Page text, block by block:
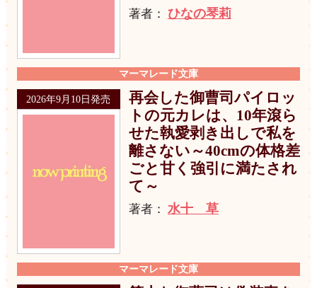
著者： ひなの琴莉
マーマレード文庫
2026年9月10日発売
再会した御曹司パイロッ
トの元カレは、10年滾ら
せた執愛剥き出しで私を
離さない～40cmの体格差
ごと甘く強引に満たされ
て～
著者： 水十 草
マーマレード文庫